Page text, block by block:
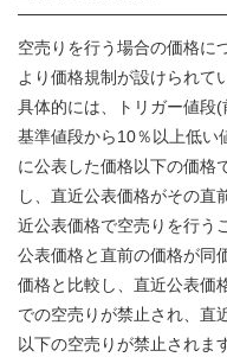
空売りを行う場合の価格に
より価格規制が設けられて
具体的には、トリガー値段
基準値段から10％以上低い
に公表した価格以下の価格
し、直近公表価格がその直
近公表価格で空売りを行う
公表価格と直前の価格が同
価格と比較し、直近公表価
での空売りが禁止され、直
以下の空売りが禁止されま